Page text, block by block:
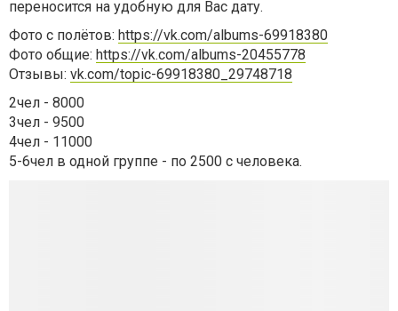
переносится на удобную для Вас дату.
Фото с полётов: https://vk.com/albums-69918380
Фото общие: https://vk.com/albums-20455778
Отзывы: vk.com/topic-69918380_29748718
2чел - 8000
3чел - 9500
4чел - 11000
5-6чел в одной группе - по 2500 с человека.